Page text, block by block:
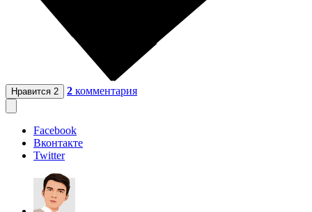
Нравится 2 2 комментария
Facebook
Вконтакте
Twitter